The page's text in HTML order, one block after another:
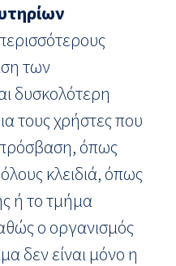
των
δυσκολότερη
τους χρήστες που
όπως
κλειδιά, όπως
ή το τμήμα
ο οργανισμός
δεν είναι μόνο η